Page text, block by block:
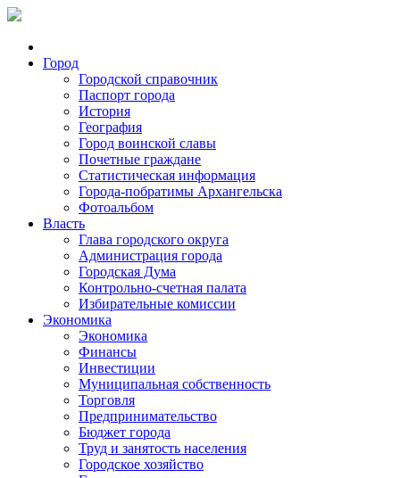
Город
Городской справочник
Паспорт города
История
География
Город воинской славы
Почетные граждане
Статистическая информация
Города-побратимы Архангельска
Фотоальбом
Власть
Глава городского округа
Администрация города
Городская Дума
Контрольно-счетная палата
Избирательные комиссии
Экономика
Экономика
Финансы
Инвестиции
Муниципальная собственность
Торговля
Предпринимательство
Бюджет города
Труд и занятость населения
Городское хозяйство